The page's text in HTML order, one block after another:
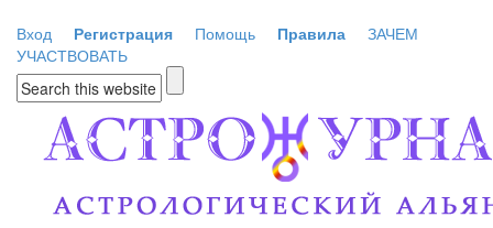
Вход
Регистрация Помощь Правила
ЗАЧЕМ
УЧАСТВОВАТЬ
Форма поиска